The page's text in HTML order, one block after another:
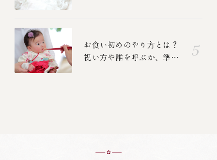
お⾷い初めのやり⽅とは？
祝い方や誰を呼ぶか、準